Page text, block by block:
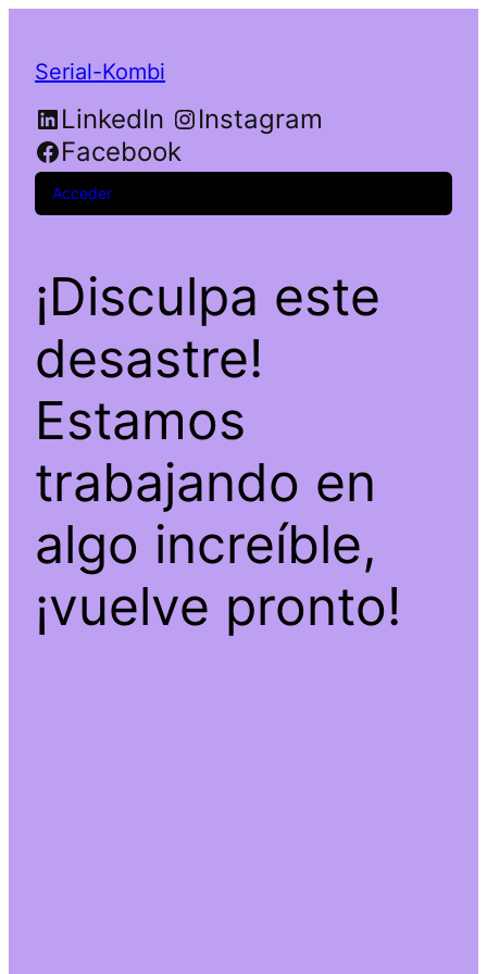
Serial-Kombi
LinkedIn
Instagram
Facebook
Acceder
¡Disculpa este
desastre!
Estamos
trabajando en
algo increíble,
¡vuelve pronto!